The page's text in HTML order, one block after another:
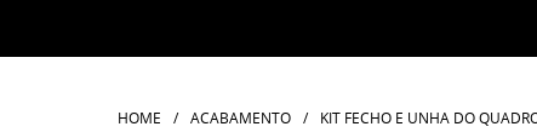
HOME ACABAMENTO KIT FECHO E UNHA DO